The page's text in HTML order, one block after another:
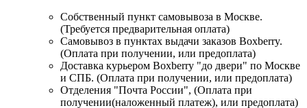
Собственный пункт самовывоза в Москве.
(Требуется предварительная оплата)
Самовывоз в пунктах выдачи заказов Boxberry.
(Оплата при получении, или предоплата)
Доставка курьером Boxberry "до двери" по Москве
и СПБ. (Оплата при получении, или предоплата)
Отделения "Почта России", (Оплата при
получении(наложенный платеж), или предоплата)